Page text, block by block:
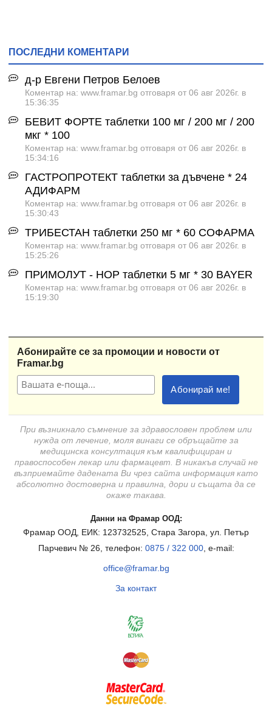
ПОСЛЕДНИ КОМЕНТАРИ
д-р Евгени Петров Белоев
Коментар на: www.framar.bg отговаря от 06 авг 2026г. в
15:36:35
БЕВИТ ФОРТЕ таблетки 100 мг / 200 мг / 200
мкг * 100
Коментар на: www.framar.bg отговаря от 06 авг 2026г. в
15:34:16
ГАСТРОПРОТЕКТ таблетки за дъвчене * 24
АДИФАРМ
Коментар на: www.framar.bg отговаря от 06 авг 2026г. в
15:30:43
ТРИБЕСТАН таблетки 250 мг * 60 СОФАРМА
Коментар на: www.framar.bg отговаря от 06 авг 2026г. в
15:25:26
ПРИМОЛУТ - НОР таблетки 5 мг * 30 BAYER
Коментар на: www.framar.bg отговаря от 06 авг 2026г. в
15:19:30
Абонирайте се за промоции и новости от
Framar.bg
При възникнало съмнение за здравословен проблем или
нужда от лечение, моля винаги се обръщайте за
медицинска консултация към квалифициран и
правоспособен лекар или фармацевт. В никакъв случай не
възприемайте дадената Ви чрез сайта информация като
абсолютно достоверна и правилна, дори и същата да се
окаже такава.
Данни на Фрамар ООД:
Фрамар ООД, ЕИК: 123732525, Стара Загора, ул. Петър
Парчевич № 26, телефон: 0875 / 322 000, e-mail:
office@framar.bg
За контакт